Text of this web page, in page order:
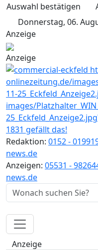
Auswahl bestätigen
Donnerstag, 06.
Anzeige
Anzeige
1831 gefällt das!
Redaktion: 0152 -
news.de
Anzeigen: 05531 -
news.de
Anzeige